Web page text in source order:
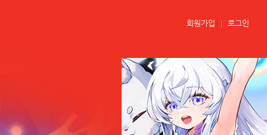
회원가입 로그인